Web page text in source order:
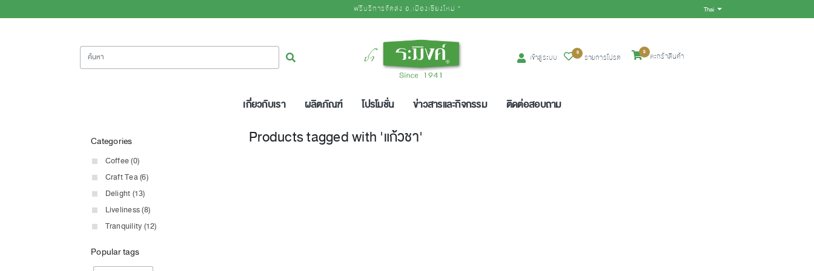
ฟรีบริการจัดส่ง อ.เมืองเชียงใหม่ * Thai
Toggle Dropdown
ค้นหา ค้นหา เข้าสู่ระบบ รายการโปรด
0 ตะกร้าสินค้า
0
เกี่ยวกับเรา ผลิตภัณฑ์ โปรโมชั่น ข่าวสารและกิจกรรม ติดต่อสอบถาม
Categories
Coffee (0)
Craft Tea (6)
Delight (13)
Liveliness (8)
Tranquility (12)
Popular tags
Products tagged with 'แก้วชา'